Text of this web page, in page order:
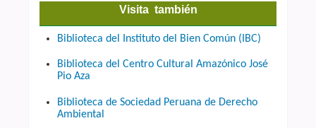
Visita también
Biblioteca del Instituto del Bien Común (IBC)
Biblioteca del Centro Cultural Amazónico José
Pio Aza
Biblioteca de Sociedad Peruana de Derecho
Ambiental